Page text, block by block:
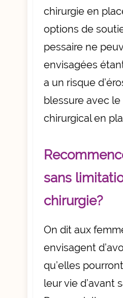
chirurgie en
options de
pessaire ne
envisagées
a un risque
blessure avec
chirurgical en
sans
chirurgie?
On dit aux
envisagent
qu’elles
leur vie d’avant